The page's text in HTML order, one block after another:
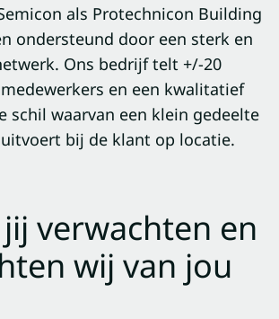
als Protechnicon Building
ondersteund door een sterk en
Ons bedrijf telt +/-20
en een kwalitatief
schil waarvan een klein gedeelte
bij de klant op locatie.
verwachten en
wij van jou